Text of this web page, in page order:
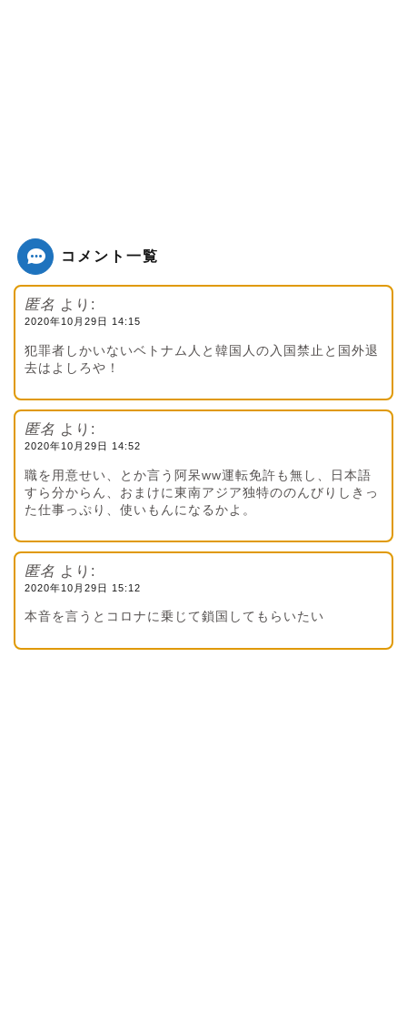
コメント一覧
匿名 より:
2020年10月29日 14:15
犯罪者しかいないベトナム人と韓国人の入国禁止と国外退
去はよしろや！
匿名 より:
2020年10月29日 14:52
職を用意せい、とか言う阿呆ww運転免許も無し、日本語
すら分からん、おまけに東南アジア独特ののんびりしきっ
た仕事っぷり、使いもんになるかよ。
匿名 より:
2020年10月29日 15:12
本音を言うとコロナに乗じて鎖国してもらいたい